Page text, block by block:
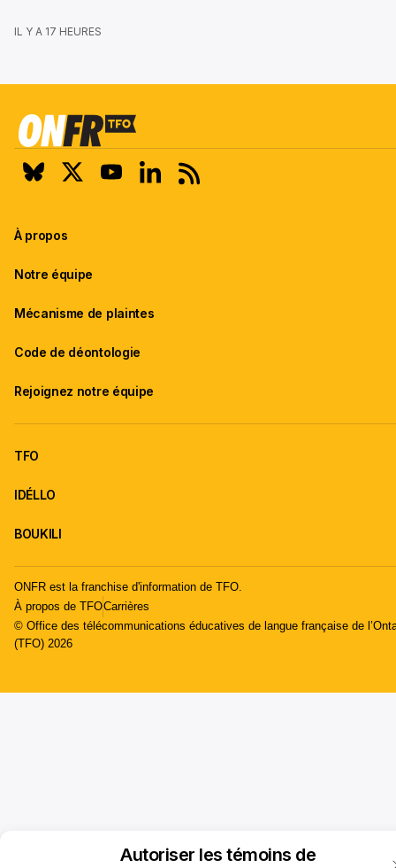
Autoriser les témoins de
IL Y A 17 HEURES
À propos
Notre équipe
Mécanisme de plaintes
Code de déontologie
Rejoignez notre équipe
TFO
IDÉLLO
BOUKILI
ONFR est la franchise d'information de TFO.
À propos de TFOCarrières
© Office des télécommunications éducatives de langue française de
(TFO) 2026